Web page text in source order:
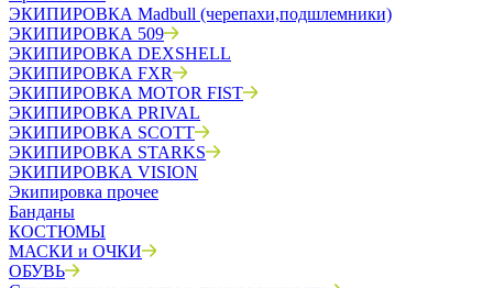
ЭКИПИРОВКА Madbull (черепахи,подшлемники)
ЭКИПИРОВКА 509
ЭКИПИРОВКА DEXSHELL
ЭКИПИРОВКА FXR
ЭКИПИРОВКА MOTOR FIST
ЭКИПИРОВКА PRIVAL
ЭКИПИРОВКА SCOTT
ЭКИПИРОВКА STARKS
ЭКИПИРОВКА VISION
Экипировка прочее
Банданы
КОСТЮМЫ
МАСКИ и ОЧКИ
ОБУВЬ